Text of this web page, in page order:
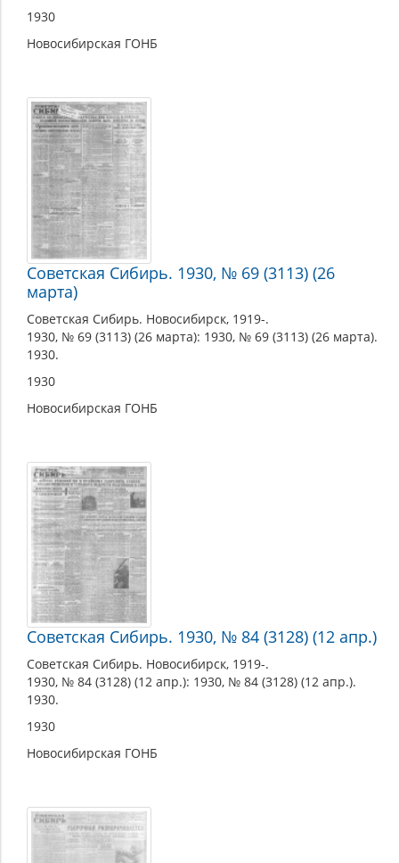
1930
Новосибирская ГОНБ
Советская Сибирь. 1930, № 69 (3113) (26
марта)
Советская Сибирь. Новосибирск, 1919-.
1930, № 69 (3113) (26 марта): 1930, № 69 (3113) (26 марта).
1930.
1930
Новосибирская ГОНБ
Советская Сибирь. 1930, № 84 (3128) (12 апр.)
Советская Сибирь. Новосибирск, 1919-.
1930, № 84 (3128) (12 апр.): 1930, № 84 (3128) (12 апр.).
1930.
1930
Новосибирская ГОНБ